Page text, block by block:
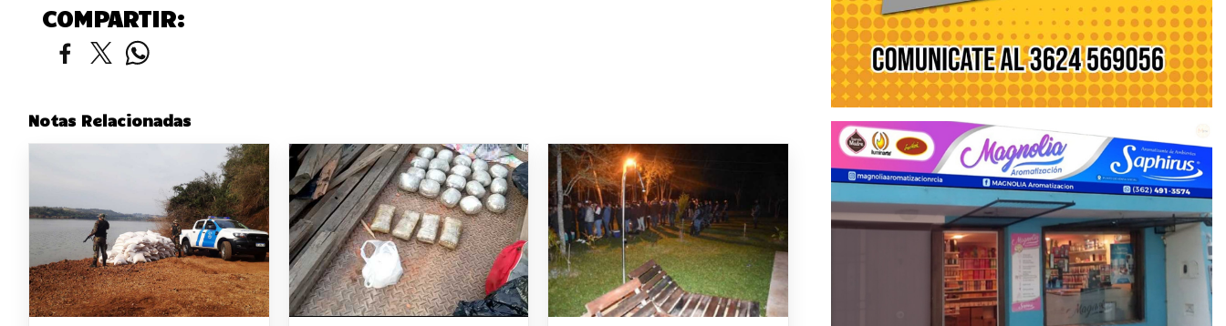
COMPARTIR:
Notas Relacionadas